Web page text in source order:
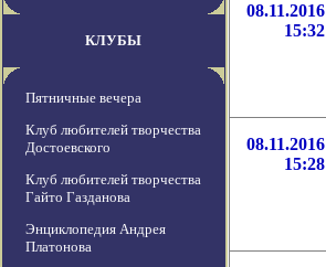
КЛУБЫ
Пятничные вечера
Клуб любителей творчества
Достоевского
Клуб любителей творчества
Гайто Газданова
Энциклопедия Андрея
Платонова
08.11.2016
15:32
08.11.2016
15:28